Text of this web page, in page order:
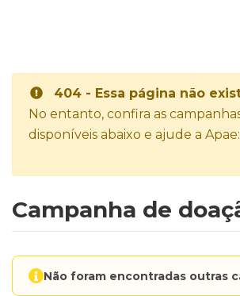
404 - Essa página não
No entanto, confira as
disponíveis abaixo e ajude a Apae:
Campanha de
Não foram encontradas outras